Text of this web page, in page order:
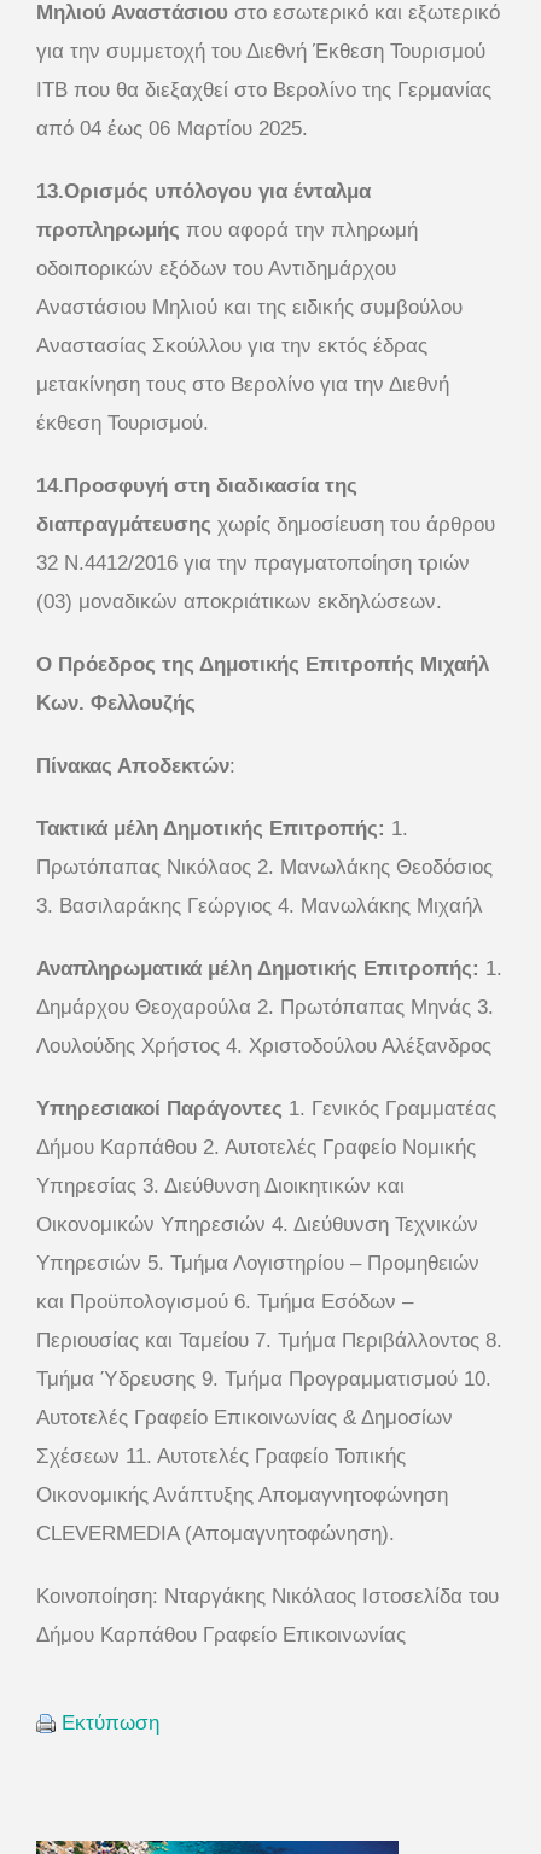
Μηλιού Αναστάσιου στο εσωτερικό και εξωτερικό
για την συμμετοχή του Διεθνή Έκθεση Τουρισμού
ΙΤΒ που θα διεξαχθεί στο Βερολίνο της Γερμανίας
από 04 έως 06 Μαρτίου 2025.
13.Ορισμός υπόλογου για ένταλμα
προπληρωμής που αφορά την πληρωμή
οδοιπορικών εξόδων του Αντιδημάρχου
Αναστάσιου Μηλιού και της ειδικής συμβούλου
Αναστασίας Σκούλλου για την εκτός έδρας
μετακίνηση τους στο Βερολίνο για την Διεθνή
έκθεση Τουρισμού.
14.Προσφυγή στη διαδικασία της
διαπραγμάτευσης χωρίς δημοσίευση του άρθρου
32 Ν.4412/2016 για την πραγματοποίηση τριών
(03) μοναδικών αποκριάτικων εκδηλώσεων.
Ο Πρόεδρος της Δημοτικής Επιτροπής Μιχαήλ
Κων. Φελλουζής
Πίνακας Αποδεκτών:
Τακτικά μέλη Δημοτικής Επιτροπής: 1.
Πρωτόπαπας Νικόλαος 2. Μανωλάκης Θεοδόσιος
3. Βασιλαράκης Γεώργιος 4. Μανωλάκης Μιχαήλ
Αναπληρωματικά μέλη Δημοτικής Επιτροπής: 1.
Δημάρχου Θεοχαρούλα 2. Πρωτόπαπας Μηνάς 3.
Λουλούδης Χρήστος 4. Χριστοδούλου Αλέξανδρος
Υπηρεσιακοί Παράγοντες 1. Γενικός Γραμματέας
Δήμου Καρπάθου 2. Αυτοτελές Γραφείο Νομικής
Υπηρεσίας 3. Διεύθυνση Διοικητικών και
Οικονομικών Υπηρεσιών 4. Διεύθυνση Τεχνικών
Υπηρεσιών 5. Τμήμα Λογιστηρίου – Προμηθειών
και Προϋπολογισμού 6. Τμήμα Εσόδων –
Περιουσίας και Ταμείου 7. Τμήμα Περιβάλλοντος 8.
Τμήμα Ύδρευσης 9. Τμήμα Προγραμματισμού 10.
Αυτοτελές Γραφείο Επικοινωνίας & Δημοσίων
Σχέσεων 11. Αυτοτελές Γραφείο Τοπικής
Οικονομικής Ανάπτυξης Απομαγνητοφώνηση
CLEVERMEDIA (Απομαγνητοφώνηση).
Κοινοποίηση: Νταργάκης Νικόλαος Ιστοσελίδα του
Δήμου Καρπάθου Γραφείο Επικοινωνίας
Εκτύπωση